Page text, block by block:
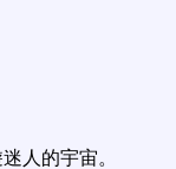
人的宇宙。